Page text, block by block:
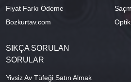
Fiyat Farkı Ödeme
Bozkurtav.com
SIKÇA SORULAN
SORULAR
Yivsiz Av Tüfeği Satın Almak